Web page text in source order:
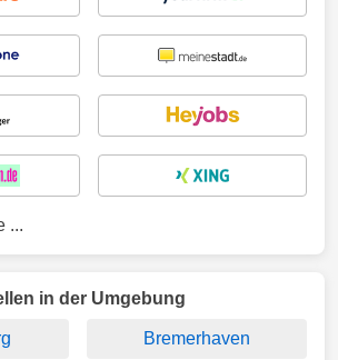
...
in der Umgebung
Bremerhaven